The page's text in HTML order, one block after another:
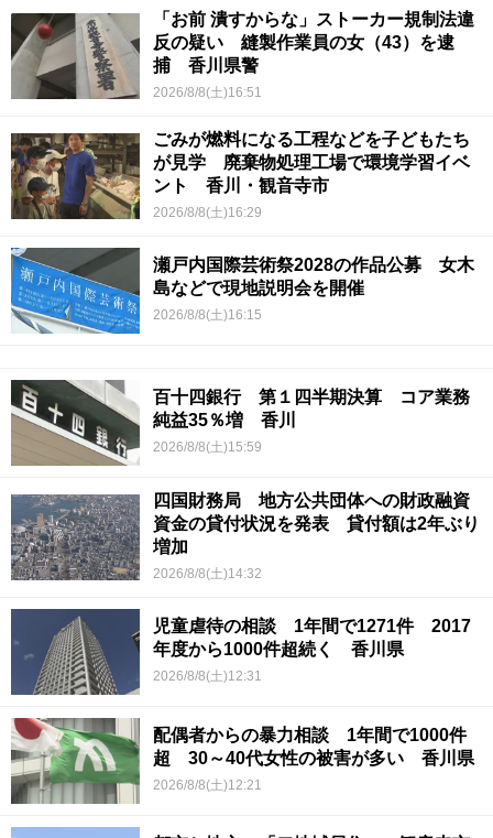
「お前 潰すからな」ストーカー規制法違
反の疑い 縫製作業員の女（43）を逮
捕 香川県警
2026/8/8(土)16:51
ごみが燃料になる工程などを子どもたち
が見学 廃棄物処理工場で環境学習イベ
ント 香川・観音寺市
2026/8/8(土)16:29
瀬戸内国際芸術祭2028の作品公募 女木
島などで現地説明会を開催
2026/8/8(土)16:15
百十四銀行 第１四半期決算 コア業務
純益35％増 香川
2026/8/8(土)15:59
四国財務局 地方公共団体への財政融資
資金の貸付状況を発表 貸付額は2年ぶり
増加
2026/8/8(土)14:32
児童虐待の相談 1年間で1271件 2017
年度から1000件超続く 香川県
2026/8/8(土)12:31
配偶者からの暴力相談 1年間で1000件
超 30～40代女性の被害が多い 香川県
2026/8/8(土)12:21